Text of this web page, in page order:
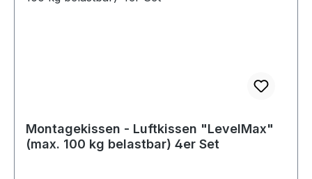
Montagekissen - Luftkissen "LevelMax"
(max. 100 kg belastbar) 4er Set